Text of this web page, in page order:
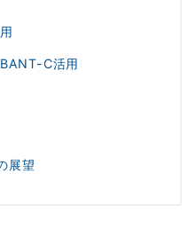
C活用
展望